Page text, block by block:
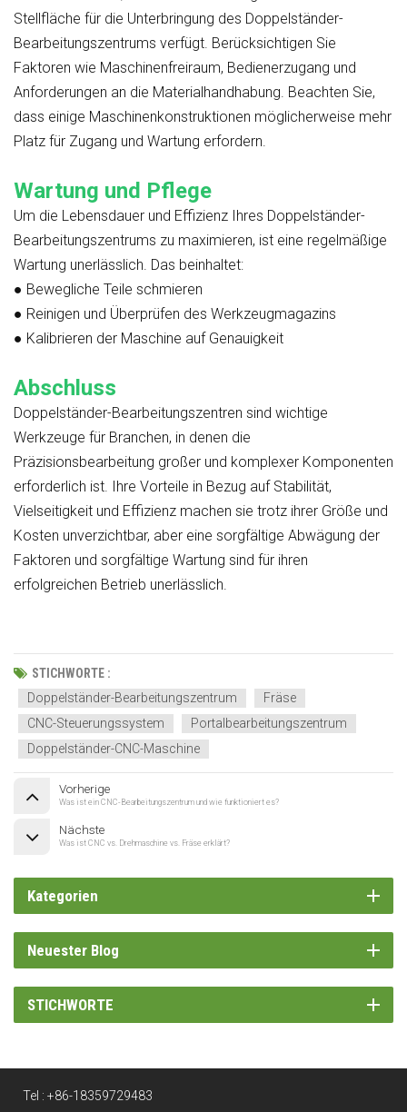
Stellfläche für die Unterbringung des Doppelständer-
Bearbeitungszentrums verfügt. Berücksichtigen Sie
Faktoren wie Maschinenfreiraum, Bedienerzugang und
Anforderungen an die Materialhandhabung. Beachten Sie,
dass einige Maschinenkonstruktionen möglicherweise mehr
Platz für Zugang und Wartung erfordern.
Wartung und Pflege
Um die Lebensdauer und Effizienz Ihres Doppelständer-
Bearbeitungszentrums zu maximieren, ist eine regelmäßige
Wartung unerlässlich. Das beinhaltet:
● Bewegliche Teile schmieren
● Reinigen und Überprüfen des Werkzeugmagazins
● Kalibrieren der Maschine auf Genauigkeit
Abschluss
Doppelständer-Bearbeitungszentren sind wichtige
Werkzeuge für Branchen, in denen die
Präzisionsbearbeitung großer und komplexer Komponenten
erforderlich ist. Ihre Vorteile in Bezug auf Stabilität,
Vielseitigkeit und Effizienz machen sie trotz ihrer Größe und
Kosten unverzichtbar, aber eine sorgfältige Abwägung der
Faktoren und sorgfältige Wartung sind für ihren
erfolgreichen Betrieb unerlässlich.
STICHWORTE :
Doppelständer-Bearbeitungszentrum
Fräse
CNC-Steuerungssystem
Portalbearbeitungszentrum
Doppelständer-CNC-Maschine
Vorherige
Was ist ein CNC-Bearbeitungszentrum und wie funktioniert es?
Nächste
Was ist CNC vs. Drehmaschine vs. Fräse erklärt?
Kategorien
Neuester Blog
STICHWORTE
Tel : +86-18359729483